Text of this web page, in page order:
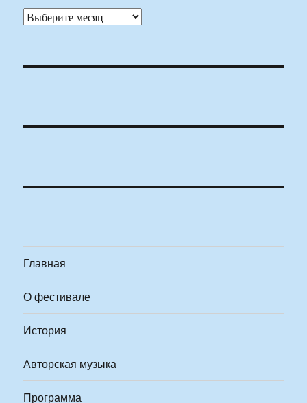
Архивы
Главная
О фестивале
История
Авторская музыка
Программа